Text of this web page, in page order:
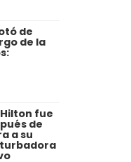
de
de la
fue
de
a su